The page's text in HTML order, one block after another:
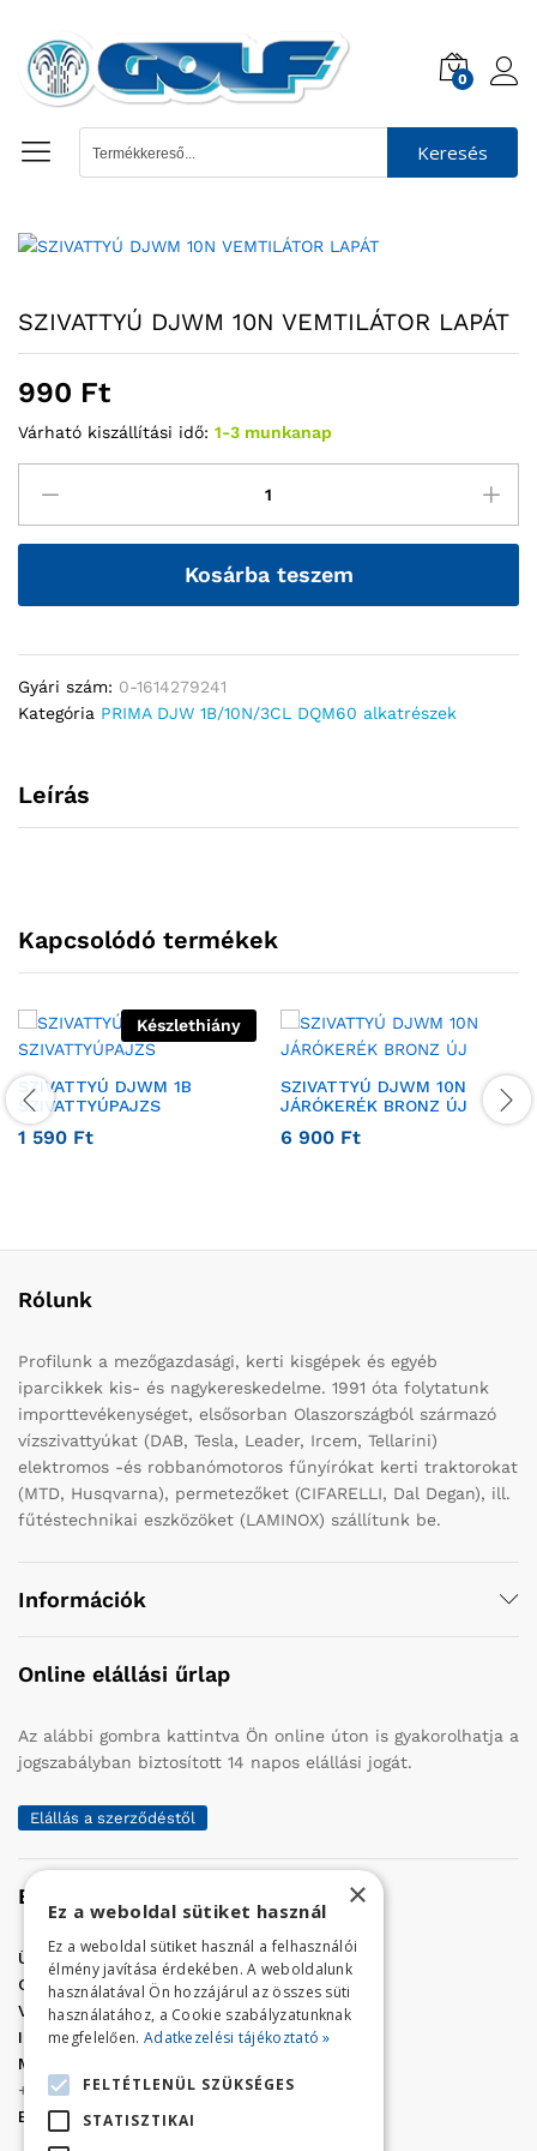
0
Keresés
SZIVATTYÚ DJWM 10N VEMTILÁTOR LAPÁT
990 Ft
Várható kiszállítási idő: 1-3 munkanap
Kosárba teszem
Gyári szám: 0-1614279241
Kategória PRIMA DJW 1B/10N/3CL DQM60 alkatrészek
Leírás
Kapcsolódó termékek
Készlethiány
SZIVATTYÚ DJWM 1B
SZIVATTYÚPAJZS
1 590 Ft
SZIVATTYÚ DJWM 10N
JÁRÓKERÉK BRONZ ÚJ
6 900 Ft
Rólunk
Profilunk a mezőgazdasági, kerti kisgépek és egyéb
iparcikkek kis- és nagykereskedelme. 1991 óta folytatunk
importtevékenységet, elsősorban Olaszországból származó
vízszivattyúkat (DAB, Tesla, Leader, Ircem, Tellarini)
elektromos -és robbanómotoros fűnyírókat kerti traktorokat
(MTD, Husqvarna), permetezőket (CIFARELLI, Dal Degan), ill.
fűtéstechnikai eszközöket (LAMINOX) szállítunk be.
Információk
Online elállási űrlap
Az alábbi gombra kattintva Ön online úton is gyakorolhatja a
jogszabályban biztosított 14 napos elállási jogát.
Elállás a szerződéstől
Elérhetőség
Üzletünk címe:Szolnok, Vércse út 17.
Golf Center Áruház:06 (56) 423-324
VÁR-Kert Áruház: 06 (56) 429-771
Iroda:06 (56) 421-857
Megrendelés, termék információ:
+36 (70) 938-3356
E-mail:
golfaruhaz@gmail.com
×
Ez a weboldal sütiket használ
Ez a weboldal sütiket használ a felhasználói
élmény javítása érdekében. A weboldalunk
használatával Ön hozzájárul az összes süti
használatához, a Cookie szabályzatunknak
megfelelően. Adatkezelési tájékoztató »
FELTÉTLENÜL SZÜKSÉGES
STATISZTIKAI